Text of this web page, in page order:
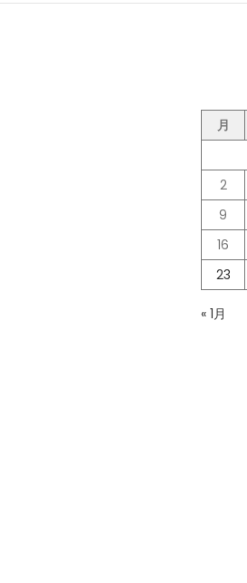
月
2
9
16
23
« 1月